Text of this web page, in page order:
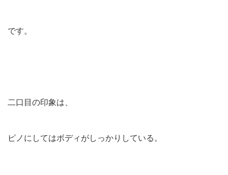
です。
二口目の印象は、
ピノにしてはボディがしっかりしている。